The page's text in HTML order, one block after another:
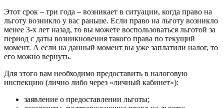
Этот срок – три года – возникает в ситуации, когда право на
льготу возникло у вас раньше. Если право на льготу возникло
менее 3-х лет назад, то вы можете воспользоваться льготой за
период с даты возникновения такого права по текущий
момент. А если на данный момент вы уже заплатили налог, то
его можно вернуть.
Для этого вам необходимо предоставить в налоговую
инспекцию (лично либо через «личный кабинет»):
заявление о предоставлении льготы;